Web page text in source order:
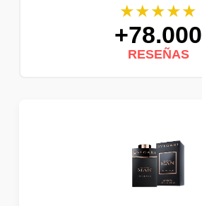
★★★★★
+78.000
RESEÑAS